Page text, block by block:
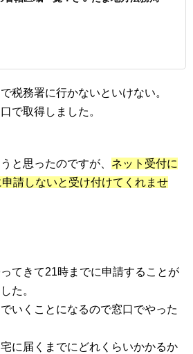
税務署に行かないといけない。
で取得しました。
と思ったのですが、 ネット受付に
請しないと受け付けてくれませ
てきて21時までに申請することが
た。
いくことになるので窓口でやった
に届くまでにどれくらいかかるか